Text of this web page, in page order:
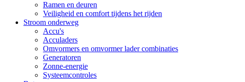
Ramen en deuren
Veiligheid en comfort tijdens het rijden
Stroom onderweg
Accu's
Acculaders
Omvormers en omvormer lader combinaties
Generatoren
Zonne-energie
Systeemcontroles